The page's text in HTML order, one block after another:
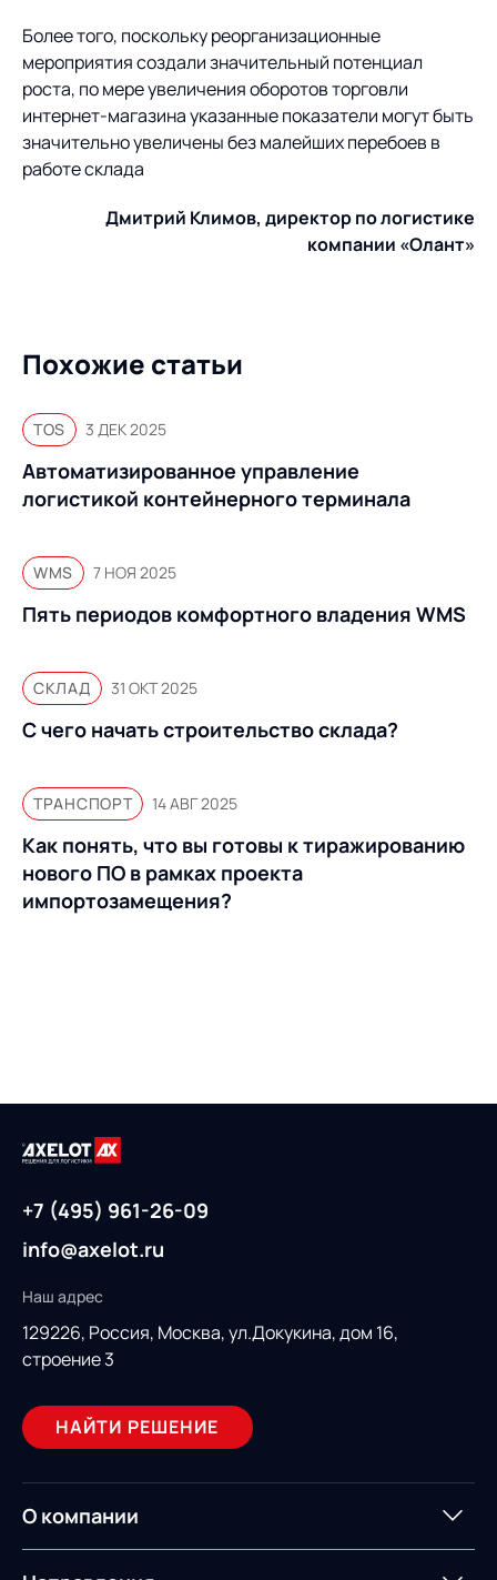
Более того, поскольку реорганизационные
мероприятия создали значительный потенциал
роста, по мере увеличения оборотов торговли
интернет-магазина указанные показатели могут быть
значительно увеличены без малейших перебоев в
работе склада
Дмитрий Климов, директор по логистике
компании «Олант»
Похожие статьи
TOS 3 ДЕК 2025
Автоматизированное управление
логистикой контейнерного терминала
WMS 7 НОЯ 2025
Пять периодов комфортного владения WMS
СКЛАД 31 ОКТ 2025
С чего начать строительство склада?
ТРАНСПОРТ 14 АВГ 2025
Как понять, что вы готовы к тиражированию
нового ПО в рамках проекта
импортозамещения?
+7 (495) 961-26-09
info@axelot.ru
Наш адрес
129226, Россия, Москва, ул.Докукина, дом 16,
строение 3
НАЙТИ РЕШЕНИЕ
О компании